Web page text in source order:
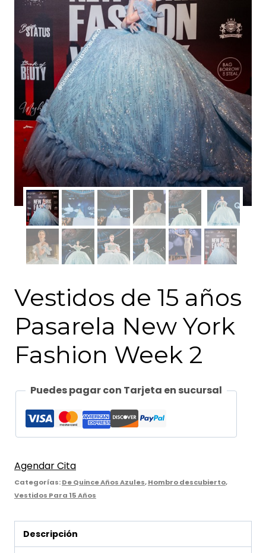
Vestidos de 15 años
Pasarela New York
Fashion Week 2
Puedes pagar con Tarjeta en sucursal
Agendar Cita
Categorías:De Quince Años Azules,Hombro descubierto,
Vestidos Para 15 Años
Descripción